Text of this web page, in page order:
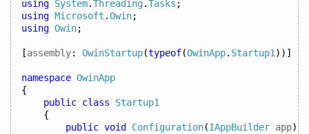
using System.Threading.Tasks ;
using Microsoft .Owin;
using Owin;
[assembly: OwinStartup(typeof(OwinApp. Startup1 ))]
namespace OwinApp
{
public class
Startup1
{
public void Configuration(IAppBuilder app)